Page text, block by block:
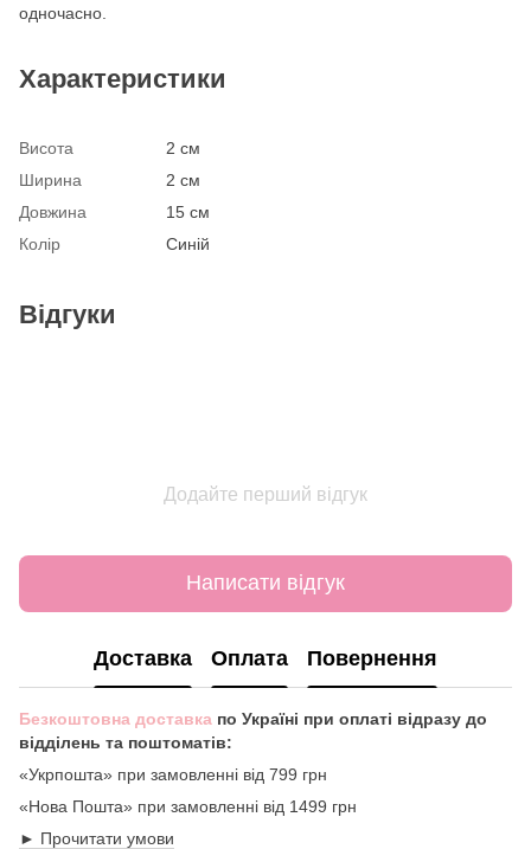
одночасно.
Характеристики
Висота
2 см
Ширина
2 см
Довжина
15 см
Колір
Синій
Відгуки
Додайте перший відгук
Написати відгук
Доставка Оплата Повернення
Безкоштовна доставка по Україні при оплаті відразу до
відділень та поштоматів:
«Укрпошта» при замовленні від 799 грн
«Нова Пошта» при замовленні від 1499 грн
► Прочитати умови